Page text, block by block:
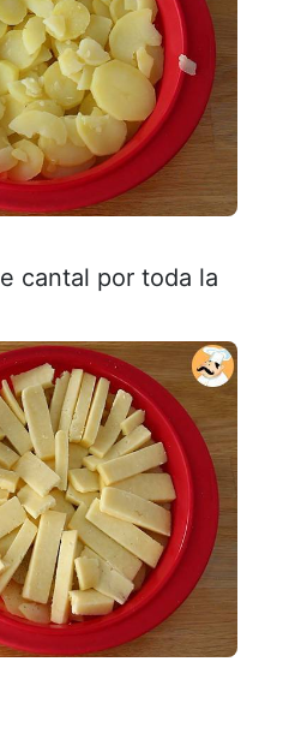
cantal por toda la